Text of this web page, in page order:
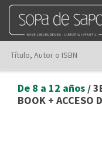
De 8 a 12 años /
BOOK + ACCESO